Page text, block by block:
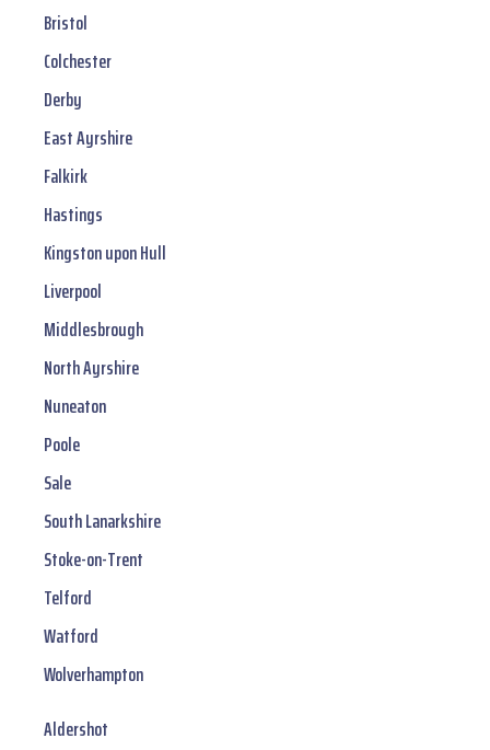
Bristol
Colchester
Derby
East Ayrshire
Falkirk
Hastings
Kingston upon Hull
Liverpool
Middlesbrough
North Ayrshire
Nuneaton
Poole
Sale
South Lanarkshire
Stoke-on-Trent
Telford
Watford
Wolverhampton
Aldershot